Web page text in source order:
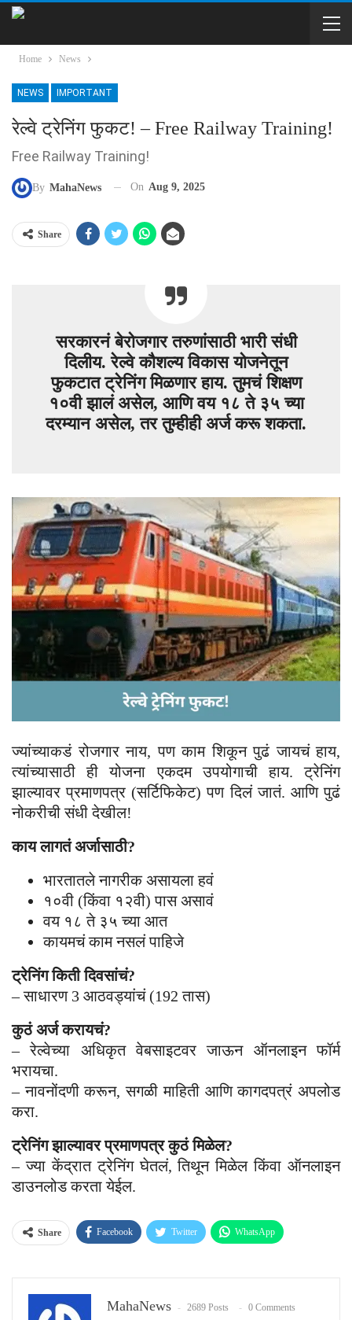
Home News
NEWS IMPORTANT
रेल्वे ट्रेनिंग फुकट! – Free Railway Training!
Free Railway Training!
By MahaNews On Aug 9, 2025
Share
सरकारनं बेरोजगार तरुणांसाठी भारी संधी
दिलीय. रेल्वे कौशल्य विकास योजनेतून
फुकटात ट्रेनिंग मिळणार हाय. तुमचं शिक्षण
१०वी झालं असेल, आणि वय १८ ते ३५ च्या
दरम्यान असेल, तर तुम्हीही अर्ज करू शकता.
ज्यांच्याकडं रोजगार नाय, पण काम शिकून पुढं जायचं हाय,
त्यांच्यासाठी ही योजना एकदम उपयोगाची हाय. ट्रेनिंग
झाल्यावर प्रमाणपत्र (सर्टिफिकेट) पण दिलं जातं. आणि पुढं
नोकरीची संधी देखील!
काय लागतं अर्जासाठी?
भारतातले नागरीक असायला हवं
१०वी (किंवा १२वी) पास असावं
वय १८ ते ३५ च्या आत
कायमचं काम नसलं पाहिजे
ट्रेनिंग किती दिवसांचं?
– साधारण 3 आठवड्यांचं (192 तास)
कुठं अर्ज करायचं?
– रेल्वेच्या अधिकृत वेबसाइटवर जाऊन ऑनलाइन फॉर्म
भरायचा.
– नावनोंदणी करून, सगळी माहिती आणि कागदपत्रं अपलोड
करा.
ट्रेनिंग झाल्यावर प्रमाणपत्र कुठं मिळेल?
– ज्या केंद्रात ट्रेनिंग घेतलं, तिथून मिळेल किंवा ऑनलाइन
डाउनलोड करता येईल.
Share Facebook Twitter WhatsApp
MahaNews 2689 Posts 0 Comments